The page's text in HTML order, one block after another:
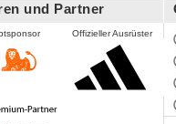
und Partner
Offizieller Ausrüster